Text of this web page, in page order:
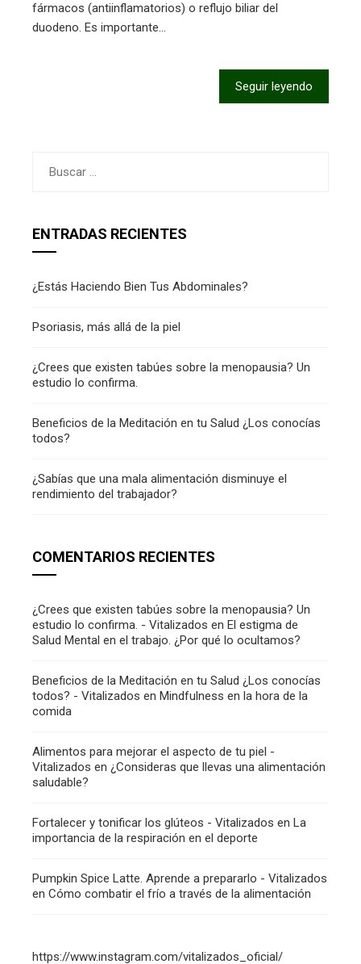
fármacos (antiinflamatorios) o reflujo biliar del
duodeno. Es importante…
Seguir leyendo
ENTRADAS RECIENTES
¿Estás Haciendo Bien Tus Abdominales?
Psoriasis, más allá de la piel
¿Crees que existen tabúes sobre la menopausia? Un
estudio lo confirma.
Beneficios de la Meditación en tu Salud ¿Los conocías
todos?
¿Sabías que una mala alimentación disminuye el
rendimiento del trabajador?
COMENTARIOS RECIENTES
¿Crees que existen tabúes sobre la menopausia? Un
estudio lo confirma. - Vitalizados en El estigma de
Salud Mental en el trabajo. ¿Por qué lo ocultamos?
Beneficios de la Meditación en tu Salud ¿Los conocías
todos? - Vitalizados en Mindfulness en la hora de la
comida
Alimentos para mejorar el aspecto de tu piel -
Vitalizados en ¿Consideras que llevas una alimentación
saludable?
Fortalecer y tonificar los glúteos - Vitalizados en La
importancia de la respiración en el deporte
Pumpkin Spice Latte. Aprende a prepararlo - Vitalizados
en Cómo combatir el frío a través de la alimentación
https://www.instagram.com/vitalizados_oficial/